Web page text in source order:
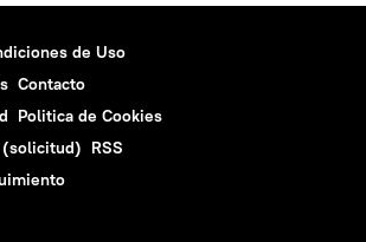
de Uso
Contacto
Politica de Cookies
(solicitud) RSS